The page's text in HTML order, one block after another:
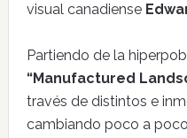
visual canadiense
Partiendo de la
“Manufactured
través de distintos e
cambiando poco a